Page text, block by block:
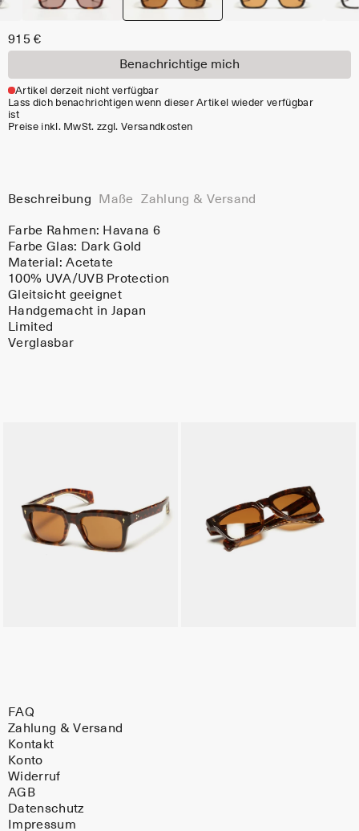
915 €
Benachrichtige mich
Artikel derzeit nicht verfügbar
Lass dich benachrichtigen wenn dieser Artikel wieder verfügbar
ist
Preise inkl. MwSt. zzgl. Versandkosten
Beschreibung Maße Zahlung & Versand
Farbe Rahmen: Havana 6
Farbe Glas: Dark Gold
Material:Acetate
100% UVA/UVB Protection
Gleitsicht geeignet
Handgemacht in Japan
Limited
Verglasbar
FAQ
Zahlung & Versand
Kontakt
Konto
Widerruf
AGB
Datenschutz
Impressum